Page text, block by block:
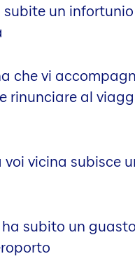
un
che vi
rinunciare al
voi vicina subisce
subito un